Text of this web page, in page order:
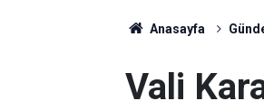
Anasayfa
Vali